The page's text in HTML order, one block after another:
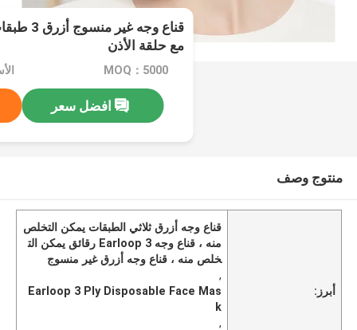
قناع
مع حلقة الأذن
MOQ：5000
افضل سعر
منتوج وصف
أبرز:
قناع وجه أزرق ثلاثي الطبقات يمكن التخلص
منه ، قناع وجه Earloop 3 رقائق يمكن الت
خلص منه ، قناع وجه أزرق غير منسوج
,
Earloop 3 Ply Disposable Face Mas
k
,